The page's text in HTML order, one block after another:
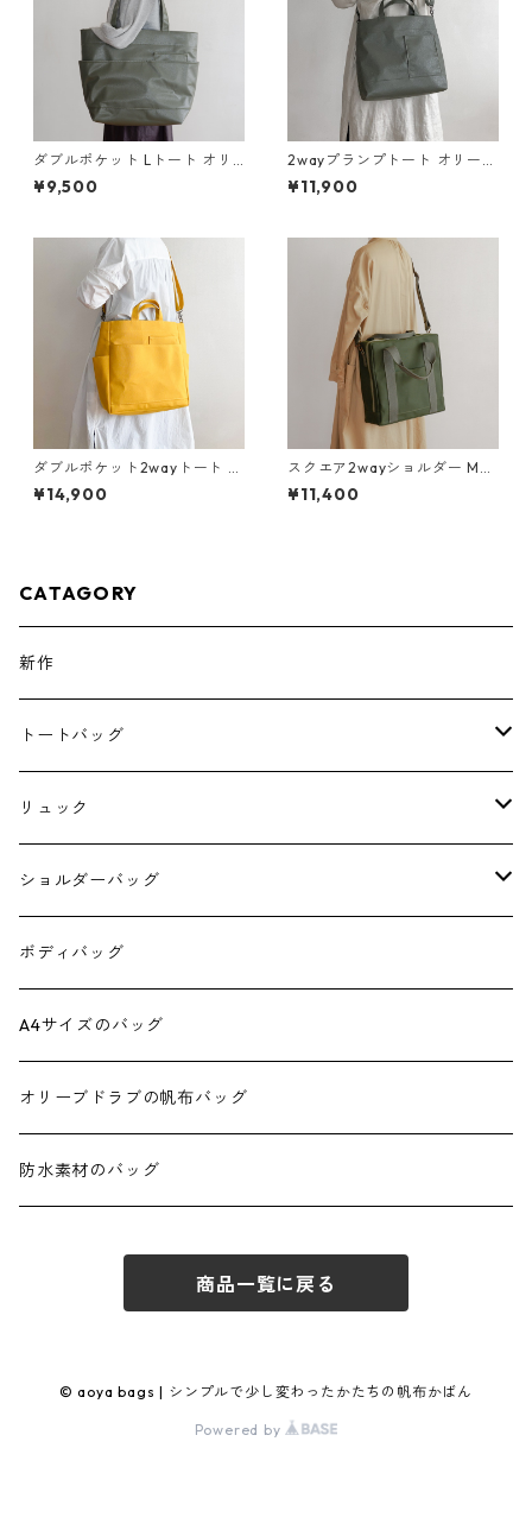
ダブルポケット Lトート オリ
ーブドラブ / ポリエステル帆
布
¥9,500
2wayプランプトート オリーブ
ドラブ / ポリエステル帆布
¥11,900
ダブルポケット2wayトート カ
ラシ / 8号帆布
¥14,900
スクエア2wayショルダー M
オリーブドラブ / 9号帆布
¥11,400
CATAGORY
新作
トートバッグ
A4サイズのトート
4 pockets tote
ダブルポケットミニトート
ダブルポケットミニ2wayトート
ダブルポケットトート
ダブルポケット2WAYトート
トートバッグ03 BOX
プランプトート
リュック
スクエアリュック
スクエアリュック390
スクエアリュック 正方形
ショルダーバッグ
6号帆布のショルダー
スクエア2wayショルダー
正方形ミニショルダー
ショルダースクエア
ミニショルダースクエア
ブランコポシェット
ボディバッグ
A4サイズのバッグ
オリーブドラブの帆布バッグ
防水素材のバッグ
商品一覧に戻る
© aoya bags | シンプルで少し変わったかたちの帆布かばん
Powered by